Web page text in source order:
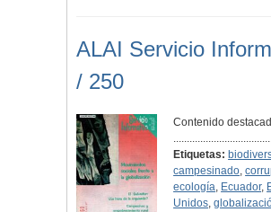
ALAI Servicio
/ 250
Contenido
Etiquetas:
campesinado,
ecología, Ecuador,
Unidos,